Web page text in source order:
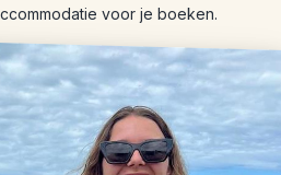
voor je boeken.